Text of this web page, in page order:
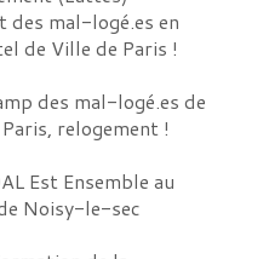
des mal-logé.es en
de Ville de Paris !
des mal-logé.es de
relogement !
Est Ensemble au
Noisy-le-sec